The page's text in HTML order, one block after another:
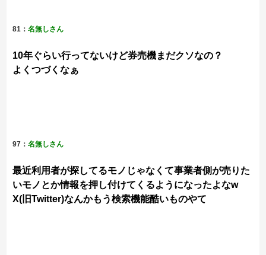
81：名無しさん
10年ぐらい行ってないけど券売機まだクソなの？
よくつづくなぁ
97：名無しさん
最近利用者が探してるモノじゃなくて事業者側が売りた
いモノとか情報を押し付けてくるようになったよなw
X(旧Twitter)なんかもう検索機能酷いものやて